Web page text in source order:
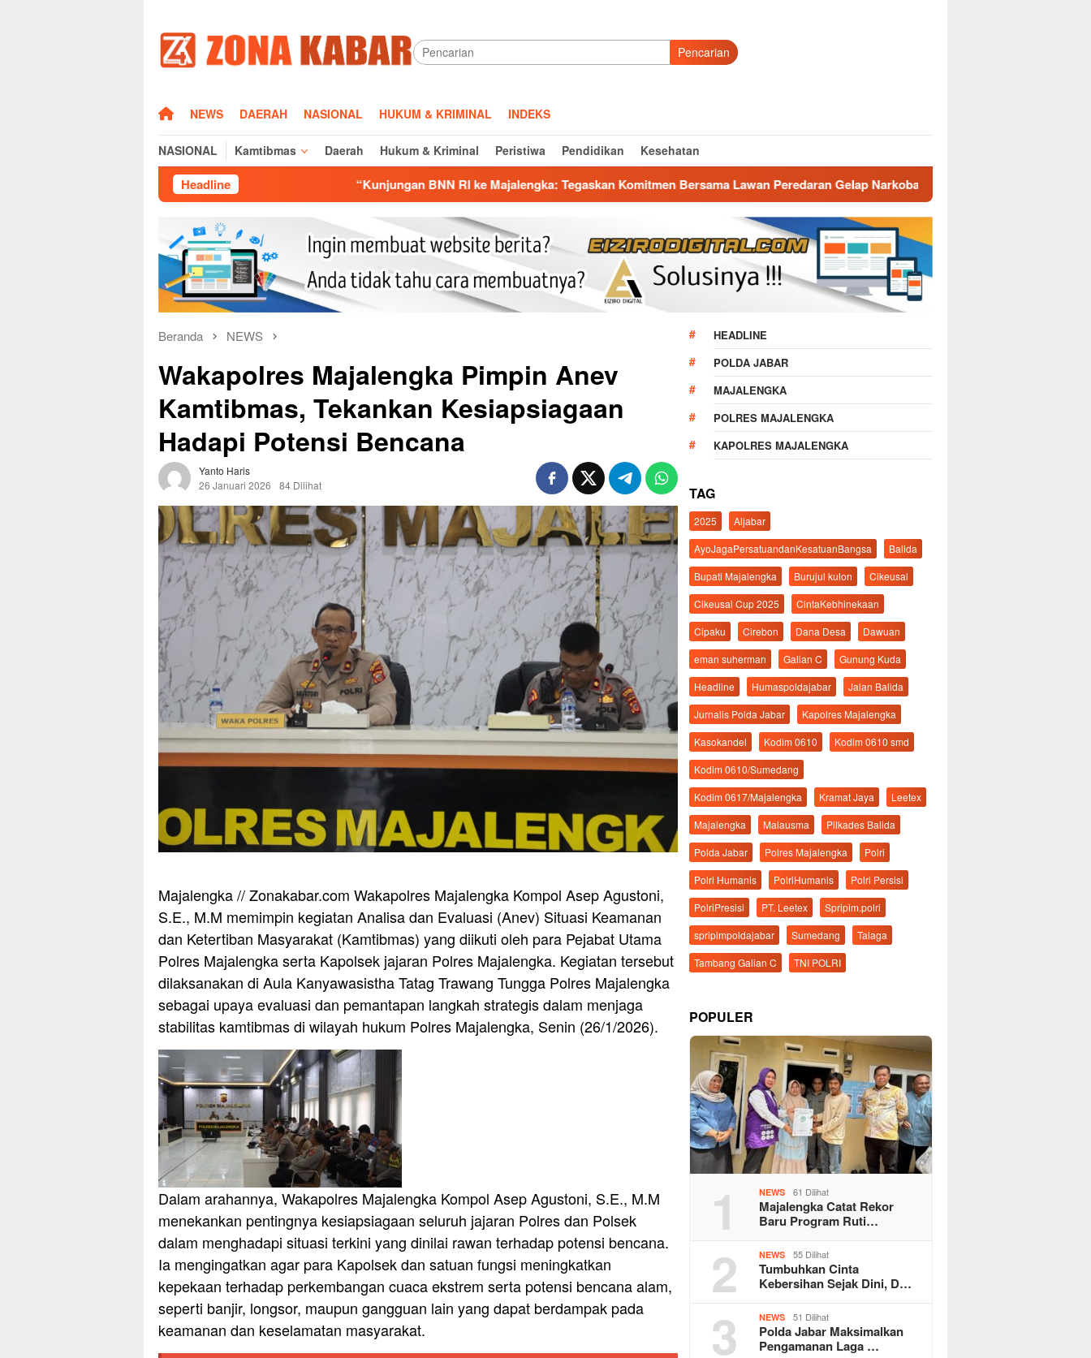
konten
Pencarian
HOMENEWS DAERAH NASIONAL HUKUM & KRIMINAL INDEKS
NASIONAL Kamtibmas Daerah Hukum & Kriminal Peristiwa Pendidikan Kesehatan
Headline “Kunjungan BNN RI ke Majalengka: Tegaskan Komitmen Bersama Lawan Peredaran Gelap Narkoba” Polsek Cikijing Laksanakan Patroli
Beranda NEWS
Wakapolres Majalengka Pimpin Anev
Kamtibmas, Tekankan Kesiapsiagaan
Hadapi Potensi Bencana
Yanto Haris
26 Januari 2026
84 Dilihat
Majalengka // Zonakabar.com Wakapolres Majalengka Kompol Asep Agustoni,
S.E., M.M memimpin kegiatan Analisa dan Evaluasi (Anev) Situasi Keamanan
dan Ketertiban Masyarakat (Kamtibmas) yang diikuti oleh para Pejabat Utama
Polres Majalengka serta Kapolsek jajaran Polres Majalengka. Kegiatan tersebut
dilaksanakan di Aula Kanyawasistha Tatag Trawang Tungga Polres Majalengka
sebagai upaya evaluasi dan pemantapan langkah strategis dalam menjaga
stabilitas kamtibmas di wilayah hukum Polres Majalengka, Senin (26/1/2026).
Dalam arahannya, Wakapolres Majalengka Kompol Asep Agustoni, S.E., M.M
menekankan pentingnya kesiapsiagaan seluruh jajaran Polres dan Polsek
dalam menghadapi situasi terkini yang dinilai rawan terhadap potensi bencana.
Ia mengingatkan agar para Kapolsek dan satuan fungsi meningkatkan
kepekaan terhadap perkembangan cuaca ekstrem serta potensi bencana alam,
seperti banjir, longsor, maupun gangguan lain yang dapat berdampak pada
keamanan dan keselamatan masyarakat.
HEADLINE
POLDA JABAR
MAJALENGKA
POLRES MAJALENGKA
KAPOLRES MAJALENGKA
TAG
2025
Aljabar
AyoJagaPersatuandanKesatuanBangsa
Balida
Bupati Majalengka
Burujul kulon
Cikeusal
Cikeusal Cup 2025
CintaKebhinekaan
Cipaku
Cirebon Dana Desa
Dawuan
eman suherman
Galian C
Gunung Kuda
Headline
Humaspoldajabar
Jalan Balida
Jurnalis Polda Jabar
Kapolres Majalengka
Kasokandel
Kodim 0610
Kodim 0610 smd
Kodim 0610/Sumedang
Kodim 0617/Majalengka
Kramat Jaya
Leetex
Majalengka
Malausma
Pilkades Balida
Polda Jabar
Polres Majalengka
Polri
Polri Humanis
PolriHumanis
Polri Persisi
PolriPresisi
PT. Leetex
Spripim.polri
spripimpoldajabar
Sumedang
Talaga
Tambang Galian C
TNI POLRI
POPULER
1 NEWS 61 Dilihat
Majalengka Catat Rekor
Baru Program Ruti…
2 NEWS 55 Dilihat
Tumbuhkan Cinta
Kebersihan Sejak Dini, D…
3 NEWS 51 Dilihat
Polda Jabar Maksimalkan
Pengamanan Laga …